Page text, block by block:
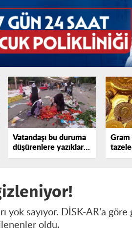
Vatandaşı bu duruma
düşürenlere yazıklar
olsun!
Gram
yok sayıyor. DİSK-AR'a
oldu.